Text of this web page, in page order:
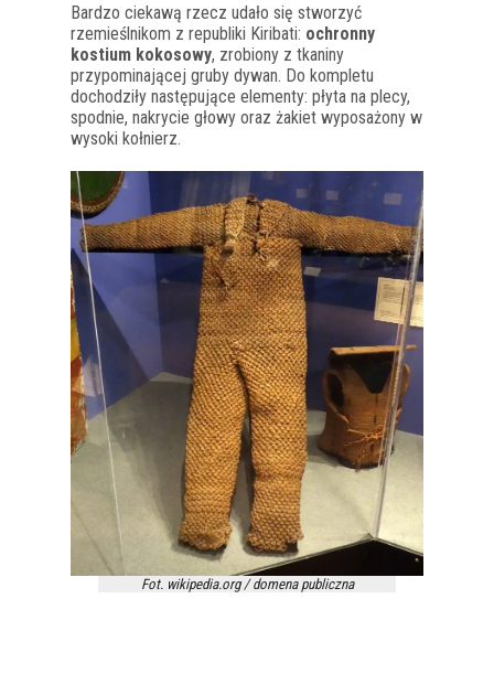
Bardzo ciekawą rzecz udało się stworzyć
rzemieślnikom z republiki Kiribati: ochronny
kostium kokosowy, zrobiony z tkaniny
przypominającej gruby dywan. Do kompletu
dochodziły następujące elementy: płyta na plecy,
spodnie, nakrycie głowy oraz żakiet wyposażony w
wysoki kołnierz.
Fot. wikipedia.org / domena publiczna